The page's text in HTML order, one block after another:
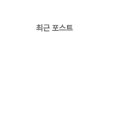
최근 포스트